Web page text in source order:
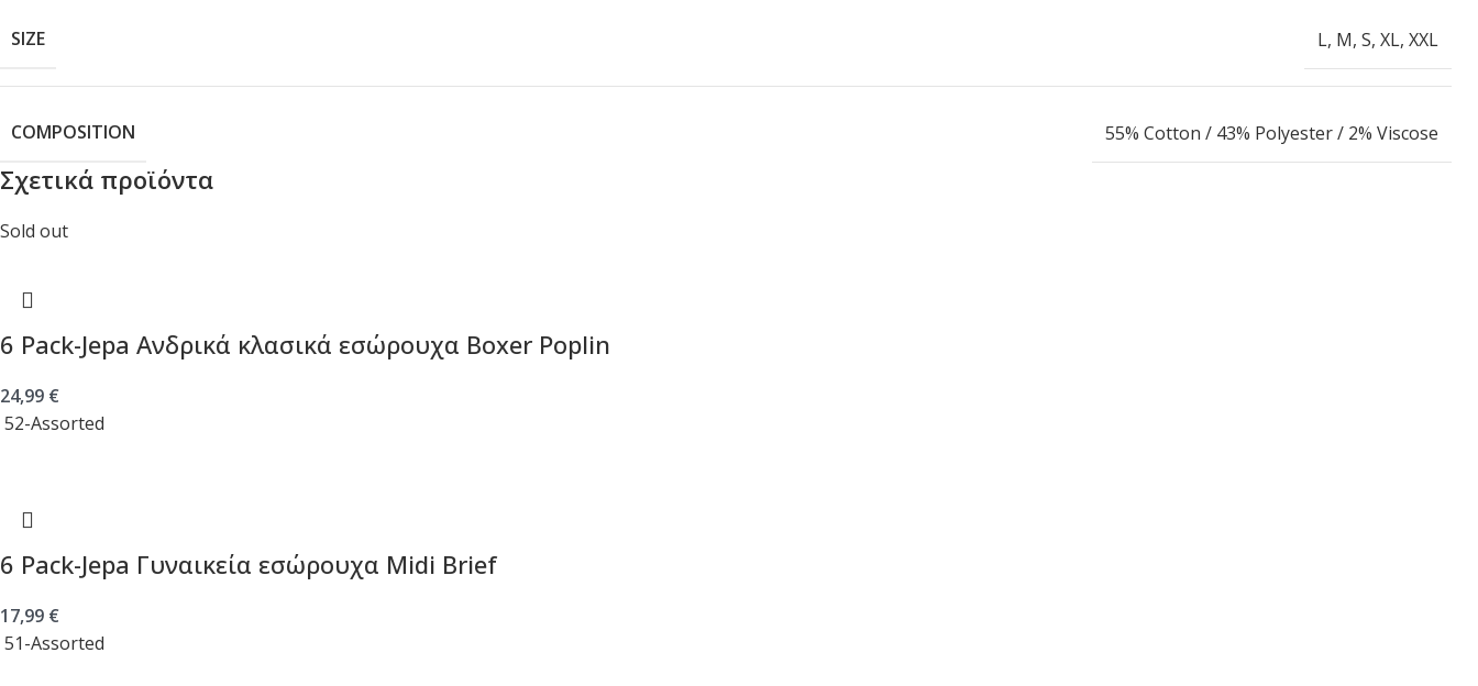
SIZE L, M, S, XL, XXL
COMPOSITION 55% Cotton / 43% Polyester / 2% Viscose
Σχετικά προϊόντα
Sold out
6 Pack-Jepa Ανδρικά κλασικά εσώρουχα Boxer Poplin
24,99 €
52-Assorted
6 Pack-Jepa Γυναικεία εσώρουχα Midi Brief
17,99 €
51-Assorted